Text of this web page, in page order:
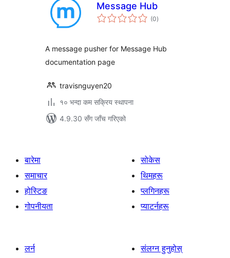
Message Hub
(0कुल
रेटिङ्गहरू
)
A message pusher for Message Hub
documentation page
travisnguyen20
१० भन्दा कम सक्रिय स्थापना
4.9.30 सँग जाँच गरिएको
बारेमा
समाचार
होस्टिङ
गोपनीयता
सोकेस
थिमहरू
प्लगिनहरू
प्याटर्नहरू
लर्न
संलग्न हुनुहोस्